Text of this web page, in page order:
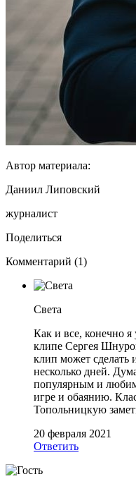
Автор материала:
Даниил Липовский
журналист
Поделиться
Комментарий (1)
Света
Как и все, конечно
клипе Сергея
клип может сделать
несколько дней.
популярным и
игре и обаянию.
Топольницкую
20 февраля 2021
Ответить